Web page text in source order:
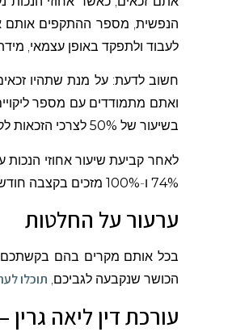
הנפשית, מספר ההתקפים אותם
לעבוד ולתפקד באופן עצמאי,
חשוב לדעת: על מנת שתהיו
ואתם מתמודדים עם מספר
בשיעור של 50% לצרכי הזכאות
לאחר קביעת שיעור אחוזי
74% ו-100% מזכים בקצבה
ערעור על החלטות
בכל אותם מקרים בהם בקשתכם
הכושר שנקבעה לגביכם, תוכלו
עורכת דין ליאה